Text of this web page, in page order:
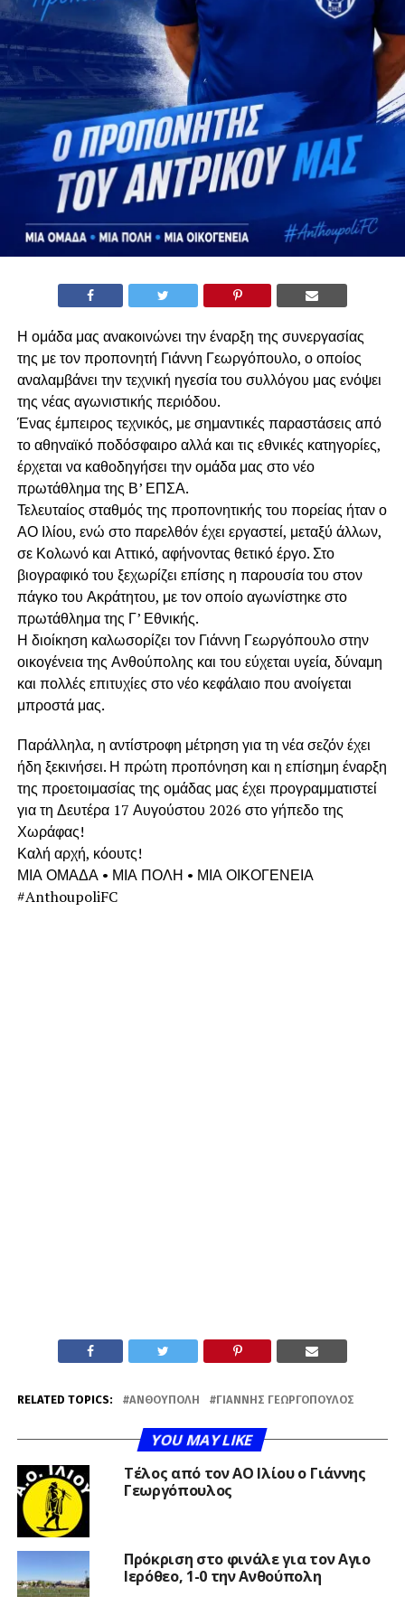
Η ομάδα μας ανακοινώνει την έναρξη της συνεργασίας
της με τον προπονητή Γιάννη Γεωργόπουλο, ο οποίος
αναλαμβάνει την τεχνική ηγεσία του συλλόγου μας ενόψει
της νέας αγωνιστικής περιόδου.
Ένας έμπειρος τεχνικός, με σημαντικές παραστάσεις από
το αθηναϊκό ποδόσφαιρο αλλά και τις εθνικές κατηγορίες,
έρχεται να καθοδηγήσει την ομάδα μας στο νέο
πρωτάθλημα της Β’ ΕΠΣΑ.
Τελευταίος σταθμός της προπονητικής του πορείας ήταν ο
ΑΟ Ιλίου, ενώ στο παρελθόν έχει εργαστεί, μεταξύ άλλων,
σε Κολωνό και Αττικό, αφήνοντας θετικό έργο. Στο
βιογραφικό του ξεχωρίζει επίσης η παρουσία του στον
πάγκο του Ακράτητου, με τον οποίο αγωνίστηκε στο
πρωτάθλημα της Γ’ Εθνικής.
Η διοίκηση καλωσορίζει τον Γιάννη Γεωργόπουλο στην
οικογένεια της Ανθούπολης και του εύχεται υγεία, δύναμη
και πολλές επιτυχίες στο νέο κεφάλαιο που ανοίγεται
μπροστά μας.
Παράλληλα, η αντίστροφη μέτρηση για τη νέα σεζόν έχει
ήδη ξεκινήσει. Η πρώτη προπόνηση και η επίσημη έναρξη
της προετοιμασίας της ομάδας μας έχει προγραμματιστεί
για τη Δευτέρα 17 Αυγούστου 2026 στο γήπεδο της
Χωράφας!
Καλή αρχή, κόουτς!
ΜΙΑ ΟΜΑΔΑ • ΜΙΑ ΠΟΛΗ • ΜΙΑ ΟΙΚΟΓΕΝΕΙΑ
#AnthoupoliFC
RELATED TOPICS: ΑΝΘΟΎΠΟΛΗ ΓΙΆΝΝΗΣ ΓΕΩΡΓΌΠΟΥΛΟΣ
YOU MAY LIKE
Τέλος από τον ΑΟ Ιλίου ο Γιάννης
Γεωργόπουλος
Πρόκριση στο φινάλε για τον Αγιο
Ιερόθεο, 1-0 την Ανθούπολη